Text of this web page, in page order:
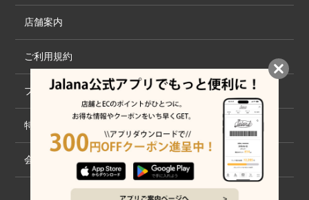
店舗案内
ご利用規約
プライバシーポリシー
特定商取引法について
会社概要